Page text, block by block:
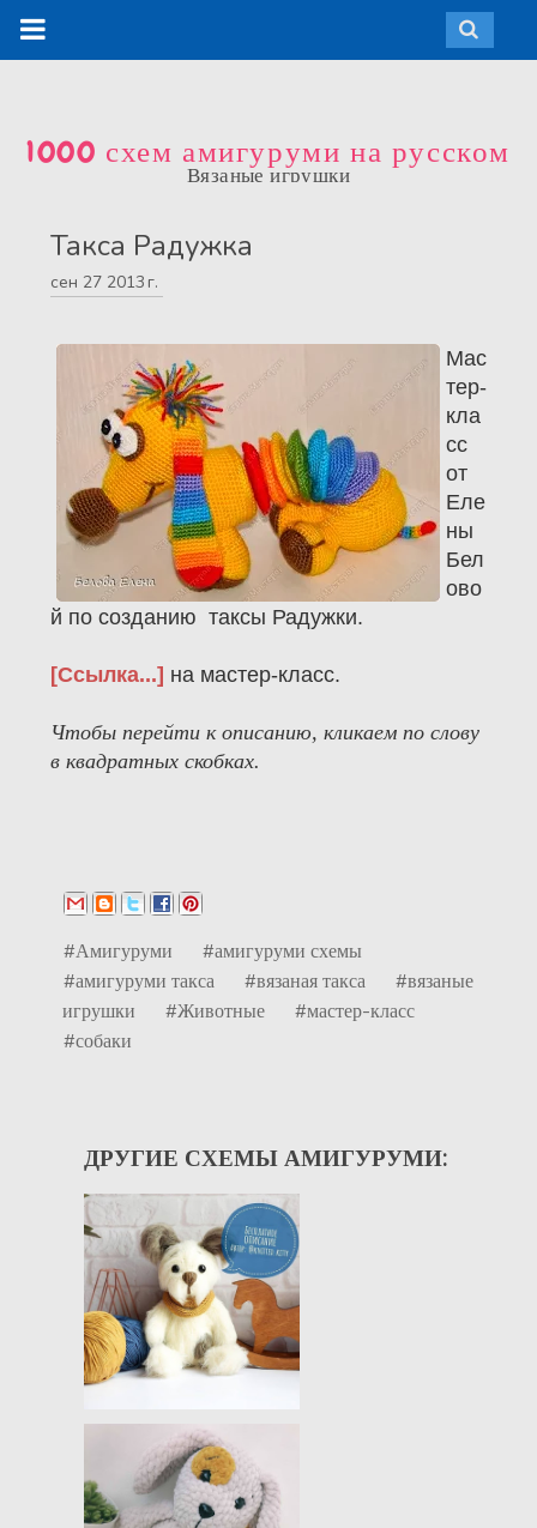
1000 схем амигуруми на русском
Вязаные игрушки
Такса Радужка
сен 27 2013 г.
Мас
тер-
кла
сс
от
Еле
ны
Бел
ово
й по созданию таксы Радужки.
[Ссылка...] на мастер-класс.
Чтобы перейти к описанию, кликаем по слову
в квадратных скобках.
#Амигуруми
#амигуруми схемы
#амигуруми такса
#вязаная такса
#вязаные
игрушки
#Животные
#мастер-класс
#собаки
ДРУГИЕ СХЕМЫ АМИГУРУМИ: